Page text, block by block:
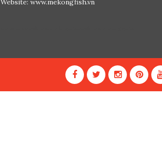
Website: www.mekongfish.vn